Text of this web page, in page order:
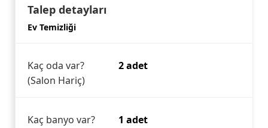
Talep detayları
Ev Temizliği
Kaç oda var?
(Salon Hariç)
2 adet
Kaç banyo var? 1 adet